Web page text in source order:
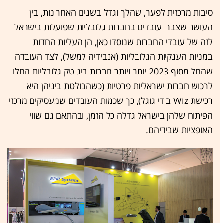
סיבות מרכזית לפער, שהלך וגדל בשנים האחרונות, בין
העושר שצברו עובדים בחברות גלובליות שפועלות בישראל
לזה של עובדי החברות שנוסדו כאן, הן העליות החדות
במניות הענקיות הגלובליות (אנבידיה למשל), לצד העובדה
שהחל מסוף 2023 יותר ויותר חברות ביג טק גלובליות החלו
לרכוש חברות ישראליות פרטיות (כשהבולטת ביניהן היא
רכישת Wiz בידי גוגל), כך שכמות העובדים שמעסיקים מרכזי
הפיתוח שלהן בישראל גדלה כל הזמן, ובהתאם גם שווי
האופציות שבידיהם.